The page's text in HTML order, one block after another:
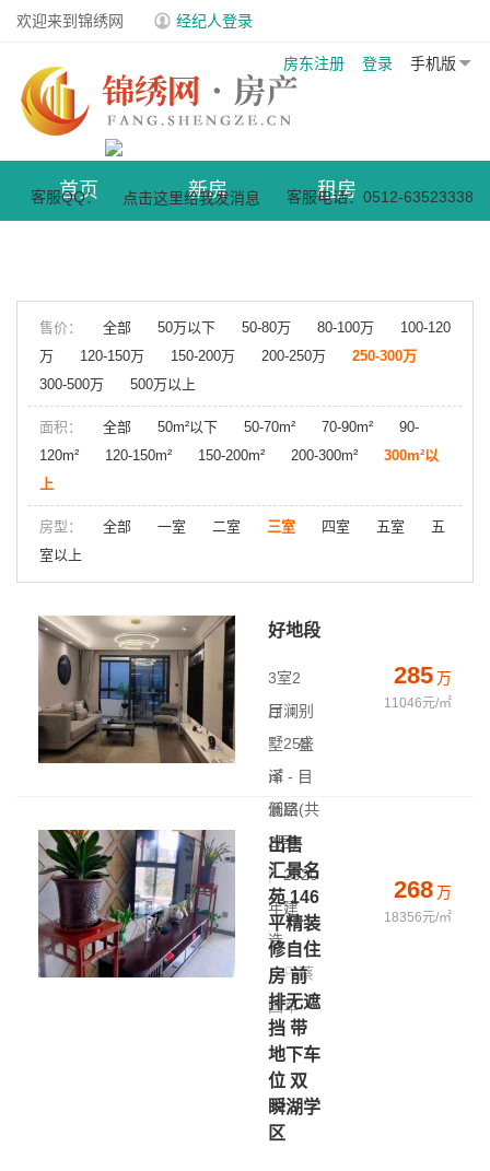
欢迎来到锦绣网 经纪人登录
房东注册 登录 手机版
客服QQ： 客服电话：0512-63523338
首页 新房 租房
售价： 全部 50万以下 50-80万 80-100万
100-120
万
120-150万 150-200万 200-250万
250-300万
300-500万
500万以上
面积： 全部 50m²以下 50-70m² 70-90m²
90-
120m²
120-150m² 150-200m² 200-300m²
300m²以
上
房型： 全部 一室 二室 三室 四室 五室
五
室以上
好地段
3室2
厅
|
258
㎡
|
低层(共
2层)
|
2020
年建
造
蔡
国军
目澜别
墅
盛
泽 - 目
澜路
285万
11046元/㎡
出售
汇景名
苑 146
平精装
修自住
房 前
排无遮
挡 带
地下车
位 双
瞬湖学
区
268万
18356元/㎡